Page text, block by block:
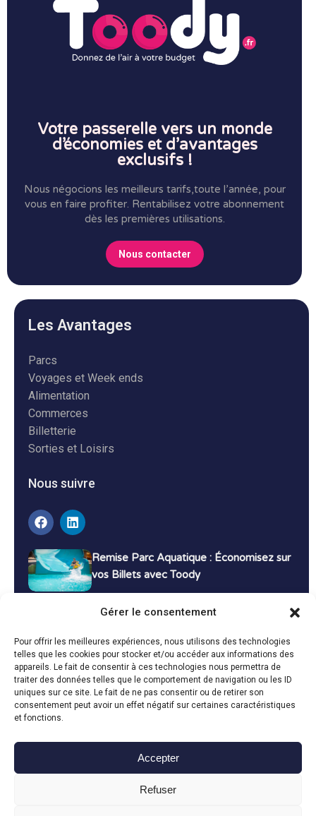
Gérer le consentement
Pour offrir les meilleures expériences, nous utilisons des technologies
telles que les cookies pour stocker et/ou accéder aux informations des
appareils. Le fait de consentir à ces technologies nous permettra de
traiter des données telles que le comportement de navigation ou les ID
uniques sur ce site. Le fait de ne pas consentir ou de retirer son
consentement peut avoir un effet négatif sur certaines caractéristiques
et fonctions.
Accepter
Refuser
Votre passerelle vers un monde
d’économies et d’avantages
exclusifs !
Nous négocions les meilleurs tarifs,toute l’année, pour
vous en faire profiter. Rentabilisez votre abonnement
dès les premières utilisations.
Nous contacter
Les Avantages
Parcs
Voyages et Week ends
Alimentation
Commerces
Billetterie
Sorties et Loisirs
Nous suivre
Remise Parc Aquatique : Économisez sur
vos Billets avec Toody
Bons Plans Voyage : Économisez sur vos
Vacances avec Toody
13 décembre 2024 Bon plans
Toody © 2024